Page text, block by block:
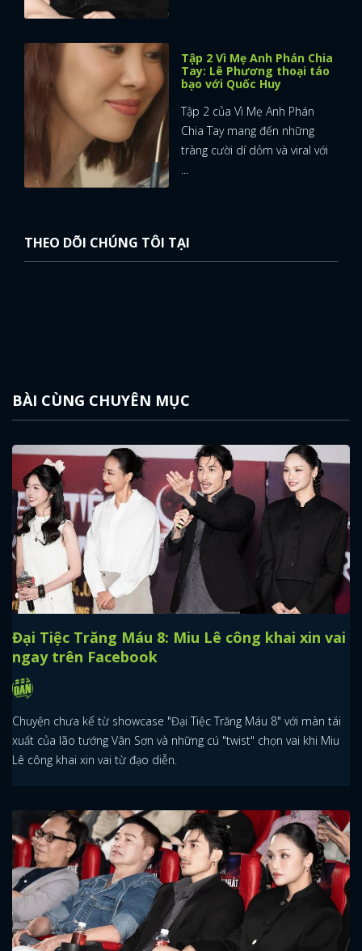
Tập 2 Vì Mẹ Anh Phán Chia
Tay: Lê Phương thoại táo
bạo với Quốc Huy
Tập 2 của Vì Mẹ Anh Phán
Chia Tay mang đến những
tràng cười dí dỏm và viral với
...
THEO DÕI CHÚNG TÔI TẠI
BÀI CÙNG CHUYÊN MỤC
Đại Tiệc Trăng Máu 8: Miu Lê công khai xin vai
ngay trên Facebook
Chuyện chưa kể từ showcase "Đại Tiệc Trăng Máu 8" với màn tái
xuất của lão tướng Vân Sơn và những cú "twist" chọn vai khi Miu
Lê công khai xin vai từ đạo diễn.